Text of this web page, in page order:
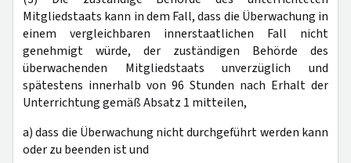
Mitgliedstaats kann in dem Fall, dass die Überwachung in
einem vergleichbaren innerstaatlichen Fall nicht
genehmigt würde, der zuständigen Behörde des
überwachenden Mitgliedstaats unverzüglich und
spätestens innerhalb von 96 Stunden nach Erhalt der
Unterrichtung gemäß Absatz 1 mitteilen,
a) dass die Überwachung nicht durchgeführt werden kann
oder zu beenden ist und